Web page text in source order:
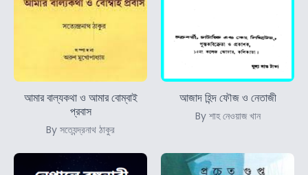
আমার বাল্যকথা ও আমার বোম্বাই
প্রবাস
By সত্যেন্দ্রনাথ ঠাকুর
আজাদ হিন্দ ফৌজ ও নেতাজী
By শাহ নেওয়াজ খান